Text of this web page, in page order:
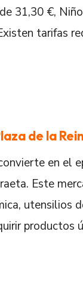
31,30 €,
tarifas
de la
en el
Este
utensilios
productos